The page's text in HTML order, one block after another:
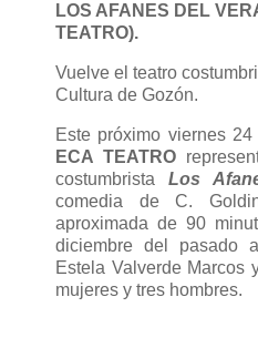
LOS AFANES DEL
TEATRO).
Vuelve el teatro
Cultura de Gozón.
Este próximo viernes
ECA TEATRO
costumbrista Los
comedia de C.
aproximada de 90
diciembre del pasado
Estela Valverde Marcos
mujeres y tres hombres.